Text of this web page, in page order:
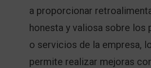
a proporcionar
honesta y valiosa sobre los
o servicios de la empresa,
permite realizar mejoras